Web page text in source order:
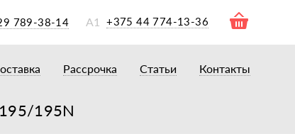
195N
789-38-14 А1 +375 44 774-13-36
Рассрочка Статьи Контакты